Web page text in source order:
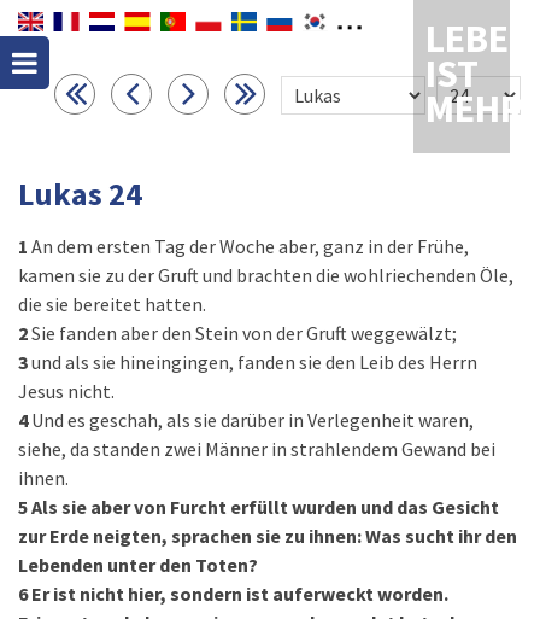
LEBEN
IST
MEHR
Lukas 24
1 An dem ersten Tag der Woche aber, ganz in der Frühe,
kamen sie zu der Gruft und brachten die wohlriechenden Öle,
die sie bereitet hatten.
2Sie fanden aber den Stein von der Gruft weggewälzt;
3und als sie hineingingen, fanden sie den Leib des Herrn
Jesus nicht.
4 Und es geschah, als sie darüber in Verlegenheit waren,
siehe, da standen zwei Männer in strahlendem Gewand bei
ihnen.
5Als sie aber von Furcht erfüllt wurden und das Gesicht
zur Erde neigten, sprachen sie zu ihnen: Was sucht ihr den
Lebenden unter den Toten?
6 Er ist nicht hier, sondern ist auferweckt worden.